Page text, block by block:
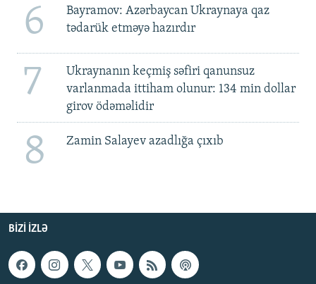
6
Bayramov: Azərbaycan Ukraynaya qaz
tədarük etməyə hazırdır
7
Ukraynanın keçmiş səfiri qanunsuz
varlanmada ittiham olunur: 134 min dollar
girov ödəməlidir
8 Zamin Salayev azadlığa çıxıb
BIZI IZLƏ